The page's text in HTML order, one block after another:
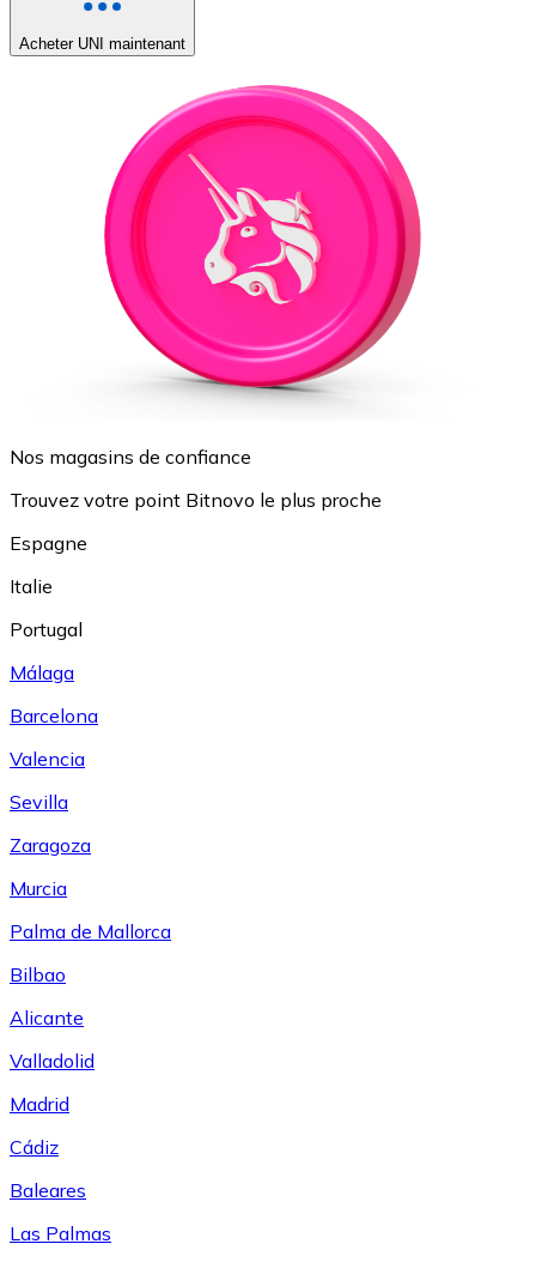
Acheter UNI maintenant
Nos magasins de confiance
Trouvez votre point Bitnovo le plus proche
Espagne
Italie
Portugal
Málaga
Barcelona
Valencia
Sevilla
Zaragoza
Murcia
Palma de Mallorca
Bilbao
Alicante
Valladolid
Madrid
Cádiz
Baleares
Las Palmas